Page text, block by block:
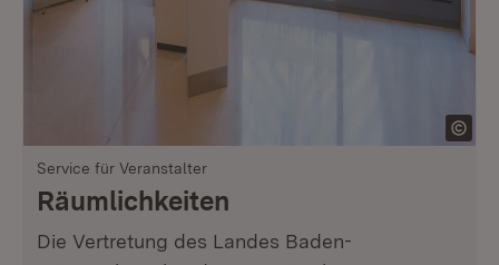
Service für Veranstalter
Räumlichkeiten
Die Vertretung des Landes Baden-